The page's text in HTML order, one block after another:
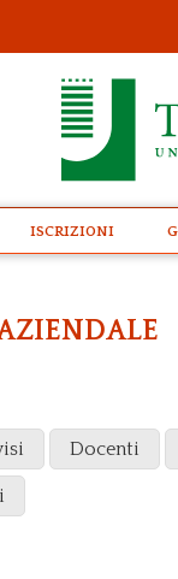
Iscrizioni
Docenti